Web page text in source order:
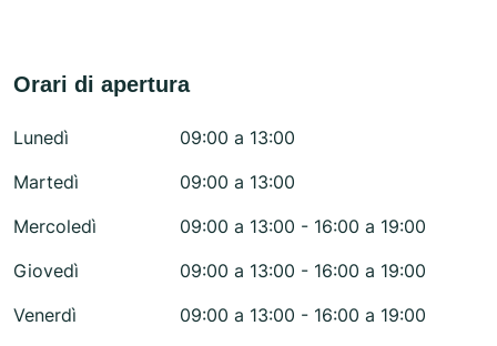
Orari di apertura
Lunedì
09:00 a 13:00
Martedì
09:00 a 13:00
Mercoledì
09:00 a 13:00 - 16:00 a 19:00
Giovedì
09:00 a 13:00 - 16:00 a 19:00
Venerdì
09:00 a 13:00 - 16:00 a 19:00